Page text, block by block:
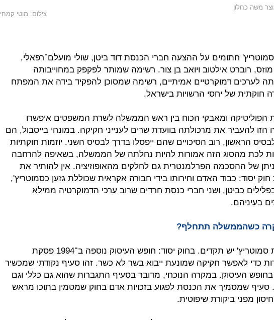
משה כחלון
צילום: מוטי קמחי
חתומים על ההצעה חברי הכנסת דוד ביטן, שולי מועלם־רפאלי,
רוברט אילטוב ויואב בן צור. רשימה שמותר לפקפק במחוייבותה
לערכים דמוקרטיים אמיתיים, רשימה שמסוכן להפקיד בידה את המפתח
חוקתית של יחסי הרשויות בישראל.
הפוליטיקה ומאבקי הכוח בין ראש הממשלה לשרת המשפטים איפשרו
הזו להעביר את מרכולתה בוועדת שרים לענייני חקיקה. במונחי בייסבול, הם
הראשון, רוב הסיכויים שהם ייפסלו בדרך לבסיס השני. יוזמות חוקתיות
לכת מהסוג הזה אמורות להיות נחלתה של הממשלה, בשאיפה להרחבה
של ההסכמה הפרלמנטרית גם לחלקים מהאופוזיציה. אין להותיר את
יסוד: כבוד האדם וחירותו בידי חבורה אקראית שכוללת גזען כסמוטריץ',
כביטן, ושני חברי כנסת חרדים שרוב ערכי הדמוקרטיה ממילא
בעיניהם.
כשהממשלה תתחלף?
להצעת סמוטריץ' יש תקדים. בחוק יסוד: חופש העיסוק נוספה ב־1994 פסקת
כדי לאפשר חקיקה שמונעת ייבוא בשר לא כשר. זהו סעיף נקודתי שמכשיר
העיסוק. במקרה הנוכחי, מדובר בסעיף התגברות שהוא גם כללי וגם
שמסמיך את הכנסת לפגוע בזכויות אדם בחוק שמטמין בתוכו מראש
מפני ביקורת שיפוטית.